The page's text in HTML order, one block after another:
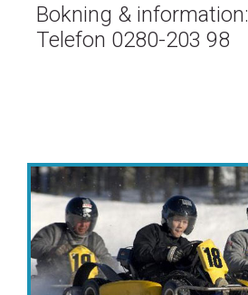
Bokning & information:
Telefon 0280-203 98